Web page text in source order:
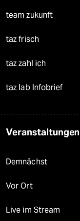
team zukunft
taz frisch
taz zahl ich
taz lab Infobrief
Veranstaltungen
Demnächst
Vor Ort
Live im Stream